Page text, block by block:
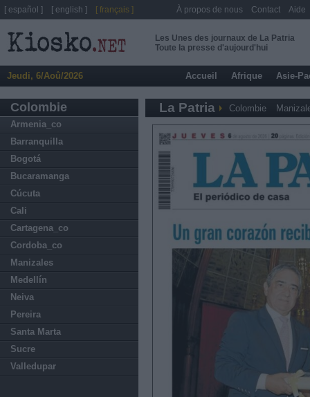
Les Unes des journaux de La Patria
Toute la presse d'aujourd'hui
Jeudi, 6/Aoû/2026 Accueil Afrique Asie-
Colombie
Armenia_co
Barranquilla
Bogotá
Bucaramanga
Cúcuta
Cali
Cartagena_co
Cordoba_co
Manizales
Medellín
Neiva
Pereira
Santa Marta
Sucre
Valledupar
La Patria Colombie
[ español ] [ english ] [ français ] À propos de nous Contact Aide